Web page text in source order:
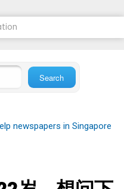
newspapers in Singapore